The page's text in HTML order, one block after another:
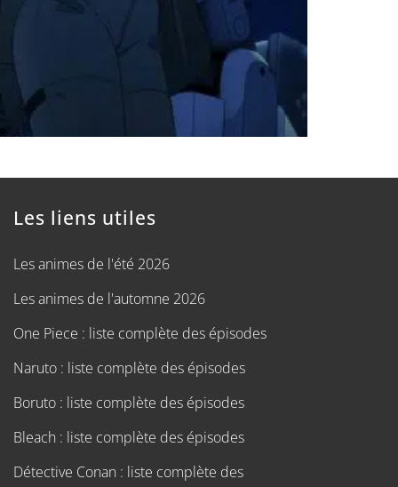
Les liens utiles
Les animes de l'été 2026
Les animes de l'automne 2026
One Piece : liste complète des épisodes
Naruto : liste complète des épisodes
Boruto : liste complète des épisodes
Bleach : liste complète des épisodes
Détective Conan : liste complète des